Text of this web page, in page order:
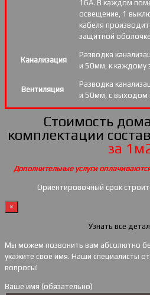
16А. В каждом
освещение, 1
кабеля
защитной
Канализация
Разводка
и 50мм, к каждому
Вентиляция
Разводка
и 50мм, с выходом
Стоимость
комплектации
за
Дополнительные услуги
Ориентировочный срок
×
Узнать все
Мы можем позвонить вам абсолютно
укажите свое имя. Наши специалисты
вопросы!
Ваше имя (обязательно)